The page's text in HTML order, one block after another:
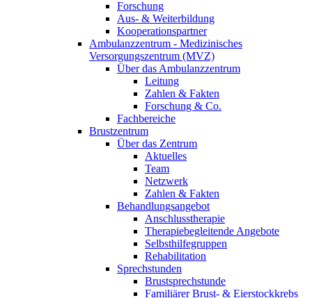
Forschung
Aus- & Weiterbildung
Kooperationspartner
Ambulanzzentrum - Medizinisches
Versorgungszentrum (MVZ)
Über das Ambulanzzentrum
Leitung
Zahlen & Fakten
Forschung & Co.
Fachbereiche
Brustzentrum
Über das Zentrum
Aktuelles
Team
Netzwerk
Zahlen & Fakten
Behandlungsangebot
Anschlusstherapie
Therapiebegleitende Angebote
Selbsthilfegruppen
Rehabilitation
Sprechstunden
Brustsprechstunde
Familiärer Brust- & Eierstockkrebs